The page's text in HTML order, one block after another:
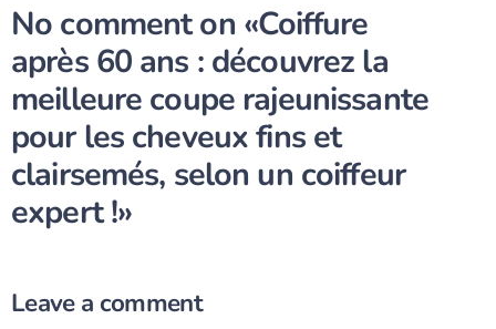
No comment on «Coiffure
après 60 ans : découvrez la
meilleure coupe rajeunissante
pour les cheveux fins et
clairsemés, selon un coiffeur
expert !»
Leave a comment